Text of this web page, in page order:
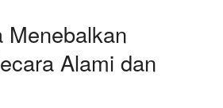
Menebalkan
Alami dan